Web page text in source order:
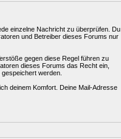
einzelne Nachricht zu überprüfen. Du
und Betreiber dieses Forums nur
gegen diese Regel führen zu
dieses Forums das Recht ein,
werden.
deinem Komfort. Deine Mail-Adresse